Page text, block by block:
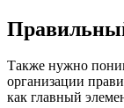
Также нужно
организации
как главный